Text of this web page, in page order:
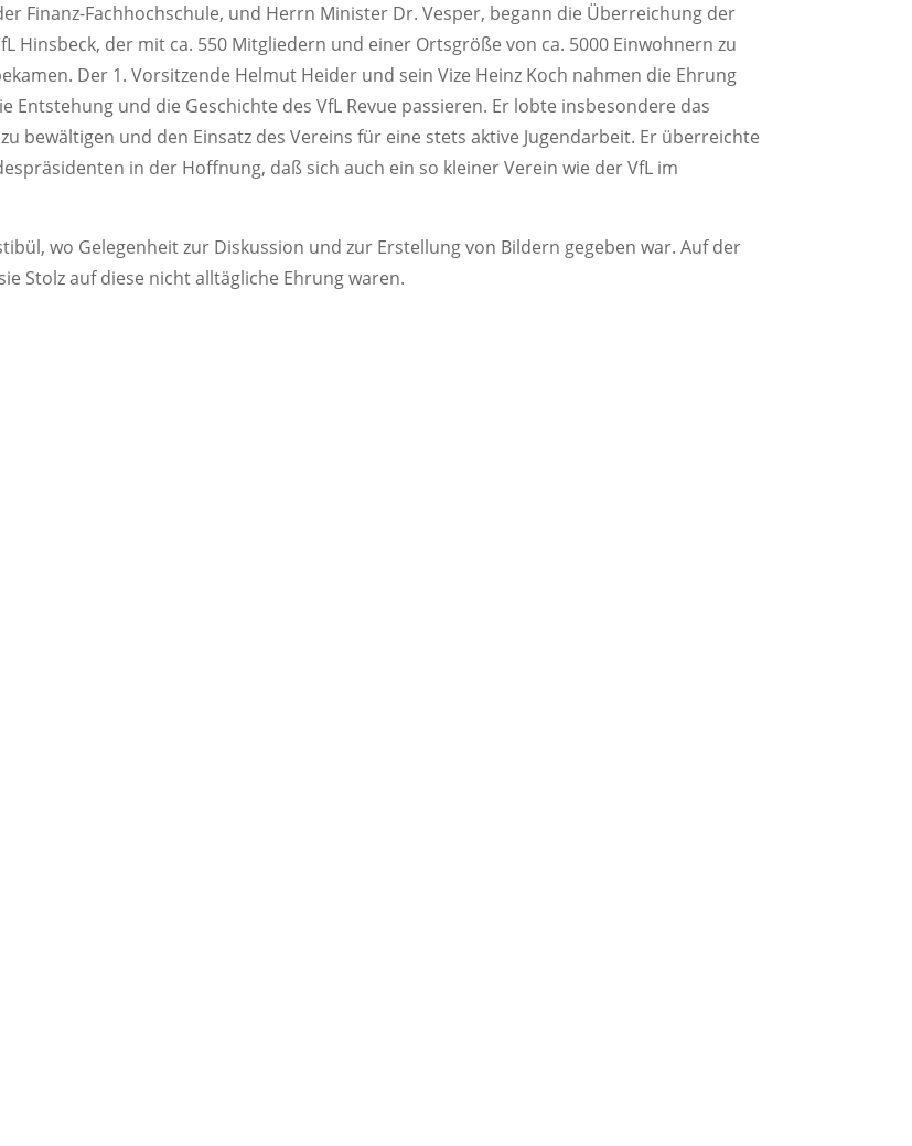
Finanz-Fachhochschule, und Herrn Minister Dr. Vesper, begann die Überreichung der
Hinsbeck, der mit ca. 550 Mitgliedern und einer Ortsgröße von ca. 5000 Einwohnern zu
Der 1. Vorsitzende Helmut Heider und sein Vize Heinz Koch nahmen die Ehrung
Entstehung und die Geschichte des VfL Revue passieren. Er lobte insbesondere das
bewältigen und den Einsatz des Vereins für eine stets aktive Jugendarbeit. Er überreichte
in der Hoffnung, daß sich auch ein so kleiner Verein wie der VfL im
wo Gelegenheit zur Diskussion und zur Erstellung von Bildern gegeben war. Auf der
Stolz auf diese nicht alltägliche Ehrung waren.